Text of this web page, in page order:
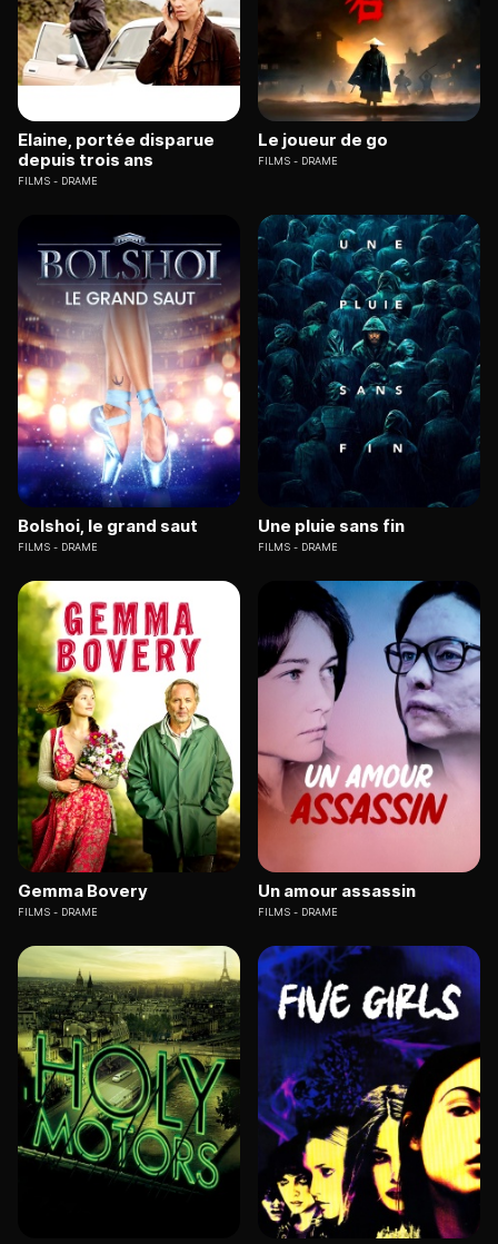
Elaine, portée disparue
depuis trois ans
FILMS DRAME
Le joueur de go
FILMS DRAME
Bolshoi, le grand saut
FILMS DRAME
Une pluie sans fin
FILMS DRAME
Gemma Bovery
FILMS DRAME
Un amour assassin
FILMS DRAME